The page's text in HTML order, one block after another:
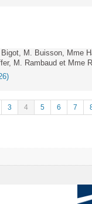
M. Buisson, Mme
M. Rambaud et Mme
3 4 5 6 7